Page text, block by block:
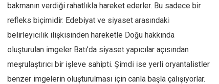
Barış Tarımcıoğlu
Ömer Kayani
Hasanali Yıldırım
Leyla Şerif Emin
bakmanın verdiği rahatlıkla hareket ederler. Bu sadece bir
refleks biçimidir. Edebiyat ve siyaset arasındaki
belirleyicilik ilişkisinden hareketle Doğu hakkında
oluşturulan imgeler Batı’da siyaset yapıcılar açısından
meşrulaştırıcı bir işleve sahipti. Şimdi ise yerli oryantalistler
benzer imgelerin oluşturulması için canla başla çalışıyorlar.